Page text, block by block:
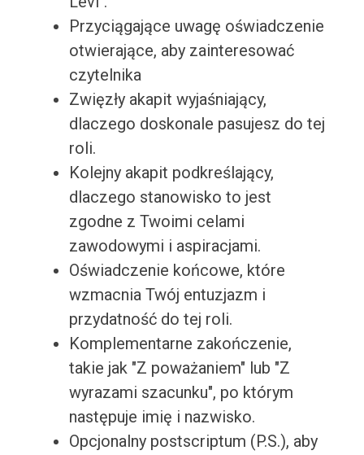
Przyciągające uwagę oświadczenie
otwierające, aby zainteresować
czytelnika
Zwięzły akapit wyjaśniający,
dlaczego doskonale pasujesz do tej
roli.
Kolejny akapit podkreślający,
dlaczego stanowisko to jest
zgodne z Twoimi celami
zawodowymi i aspiracjami.
Oświadczenie końcowe, które
wzmacnia Twój entuzjazm i
przydatność do tej roli.
Komplementarne zakończenie,
takie jak "Z poważaniem" lub "Z
wyrazami szacunku", po którym
następuje imię i nazwisko.
Opcjonalny postscriptum (P.S.), aby